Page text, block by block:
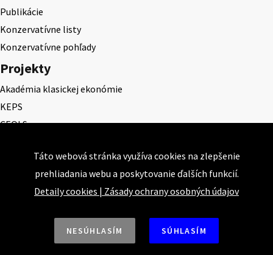
Publikácie
Konzervatívne listy
Konzervatívne pohľady
Projekty
Akadémia klasickej ekonómie
KEPS
CEQLS
Cena Ernesta Valka
Študentská esej
Deň daňového odbremenenia
Táto webová stránka využíva cookies na zlepšenie
prehliadania webu a poskytovanie ďalších funkcií.
Detaily cookies | Zásady ochrany osobných údajov
NESÚHLASÍM SÚHLASÍM